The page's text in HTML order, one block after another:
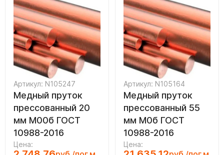
Артикул: N105247
Медный пруток
прессованный 20
мм М00б ГОСТ
10988-2016
Цена:
Артикул: N105164
Медный пруток
прессованный 55
мм М0б ГОСТ
10988-2016
Цена: